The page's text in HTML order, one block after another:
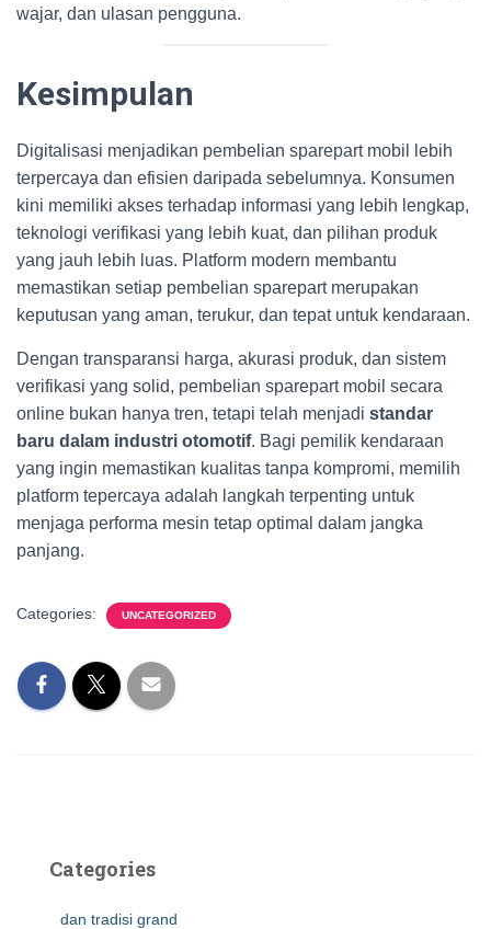
wajar, dan ulasan pengguna.
Kesimpulan
Digitalisasi menjadikan pembelian sparepart mobil lebih
terpercaya dan efisien daripada sebelumnya. Konsumen
kini memiliki akses terhadap informasi yang lebih lengkap,
teknologi verifikasi yang lebih kuat, dan pilihan produk
yang jauh lebih luas. Platform modern membantu
memastikan setiap pembelian sparepart merupakan
keputusan yang aman, terukur, dan tepat untuk kendaraan.
Dengan transparansi harga, akurasi produk, dan sistem
verifikasi yang solid, pembelian sparepart mobil secara
online bukan hanya tren, tetapi telah menjadi standar
baru dalam industri otomotif. Bagi pemilik kendaraan
yang ingin memastikan kualitas tanpa kompromi, memilih
platform tepercaya adalah langkah terpenting untuk
menjaga performa mesin tetap optimal dalam jangka
panjang.
Categories: UNCATEGORIZED
Categories
dan tradisi grand